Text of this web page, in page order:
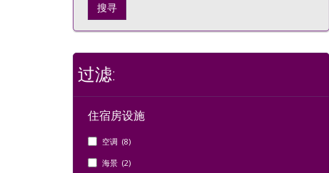
搜寻
过滤:
住宿房设施
空调 (8)
海景 (2)